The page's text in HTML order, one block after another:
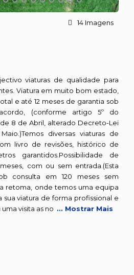
14 Imagens
viaturas de qualidade para
Viatura em muito bom estado,
e até 12 meses de garantia sob
(conforme artigo 5º do
8 de Abril, alterado Decreto-Lei
diversas viaturas de
livro de revisões, histórico de
garantidos.Possibilidade de
com ou sem entrada.(Esta
consulta em 120 meses sem
retoma, onde temos uma equipa
sua viatura de forma profissional e
visita as no ... Mostrar Mais